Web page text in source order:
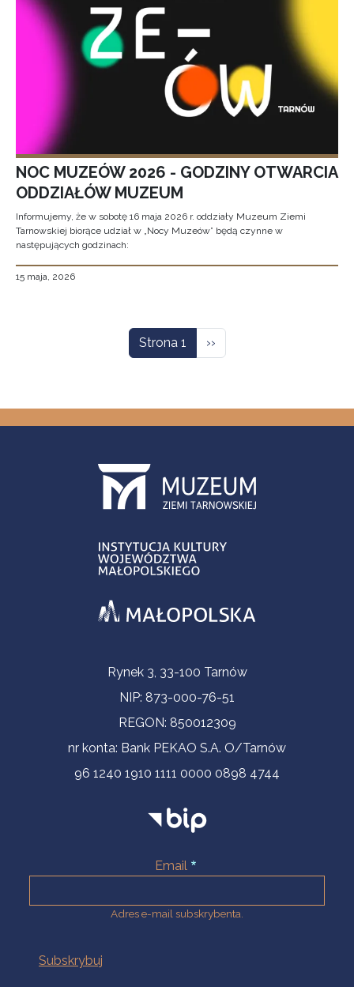
NOC MUZEÓW 2026 - GODZINY OTWARCIA
ODDZIAŁÓW MUZEUM
Informujemy, że w sobotę 16 maja 2026 r. oddziały Muzeum Ziemi
Tarnowskiej biorące udział w „Nocy Muzeów” będą czynne w
następujących godzinach:
15 maja, 2026
Strona 1 Następna strona
››
Informacje kontaktoweRynek 3, 33-100 Tarnów
NIP: 873-000-76-51
REGON: 850012309
nr konta: Bank PEKAO S.A. O/Tarnów
96 1240 1910 1111 0000 0898 4744
Email
Adres e-mail subskrybenta.